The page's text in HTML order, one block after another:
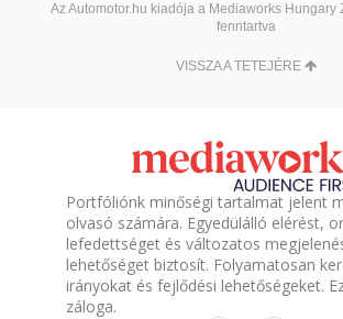
Az Automotor.hu kiadója a Mediaworks Hungary
fenntartva
VISSZA A TETEJÉRE
Portfóliónk minőségi tartalmat jelent
olvasó számára. Egyedülálló elérést,
lefedettséget és változatos
lehetőséget biztosít. Folyamatosan
irányokat és fejlődési lehetőségeket.
záloga.